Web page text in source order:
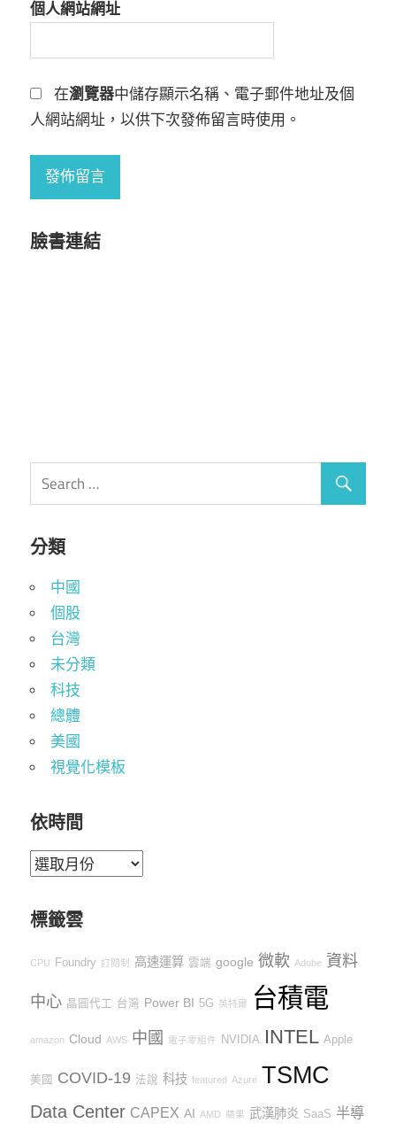
個人網站網址
在瀏覽器中儲存顯示名稱、電子郵件地址及個
人網站網址，以供下次發佈留言時使用。
臉書連結
分類
中國
個股
台灣
未分類
科技
總體
美國
視覺化模板
依時間
依
間
標籤雲
CPU Foundry 訂閱制 高速運算 雲端 google 微軟 Adobe 資料
中心 晶圓代工 台灣 Power BI 5G 英特爾 台積電
amazon Cloud AWS 中國 電子零組件 NVIDIA INTEL Apple
美國 COVID-19 法說 科技 featured Azure TSMC
Data Center CAPEX AI AMD 蘋果 武漢肺炎 SaaS 半導